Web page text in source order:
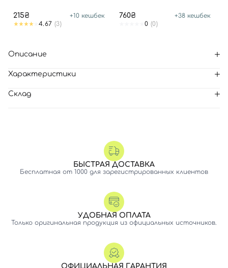
215₴ +10 кешбек
4.67 (3)
760₴ +38 кешбек
0 (0)
Описание
Характеристики
Склад
БЫСТРАЯ ДОСТАВКА
Бесплатная от 1000 для зарегистрированных клиентов
УДОБНАЯ ОПЛАТА
Только оригинальная продукция из официальных источников.
ОФИЦИАЛЬНАЯ ГАРАНТИЯ